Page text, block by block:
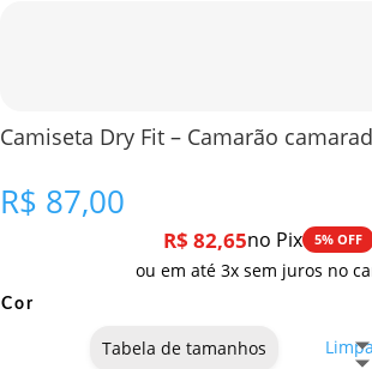
Camiseta Dry Fit – Camarão
R$ 87,00
R$ 82,65no Pix 5% OFF
ou em até 3x sem juros no
Cor
Tabela de tamanhos